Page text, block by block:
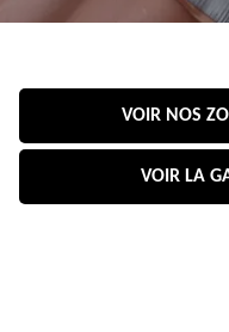
VOIR NOS
VOIR LA